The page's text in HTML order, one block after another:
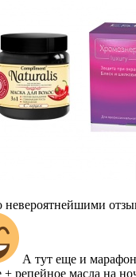
невероятнейшими
А тут еще и
+ репейное масла на